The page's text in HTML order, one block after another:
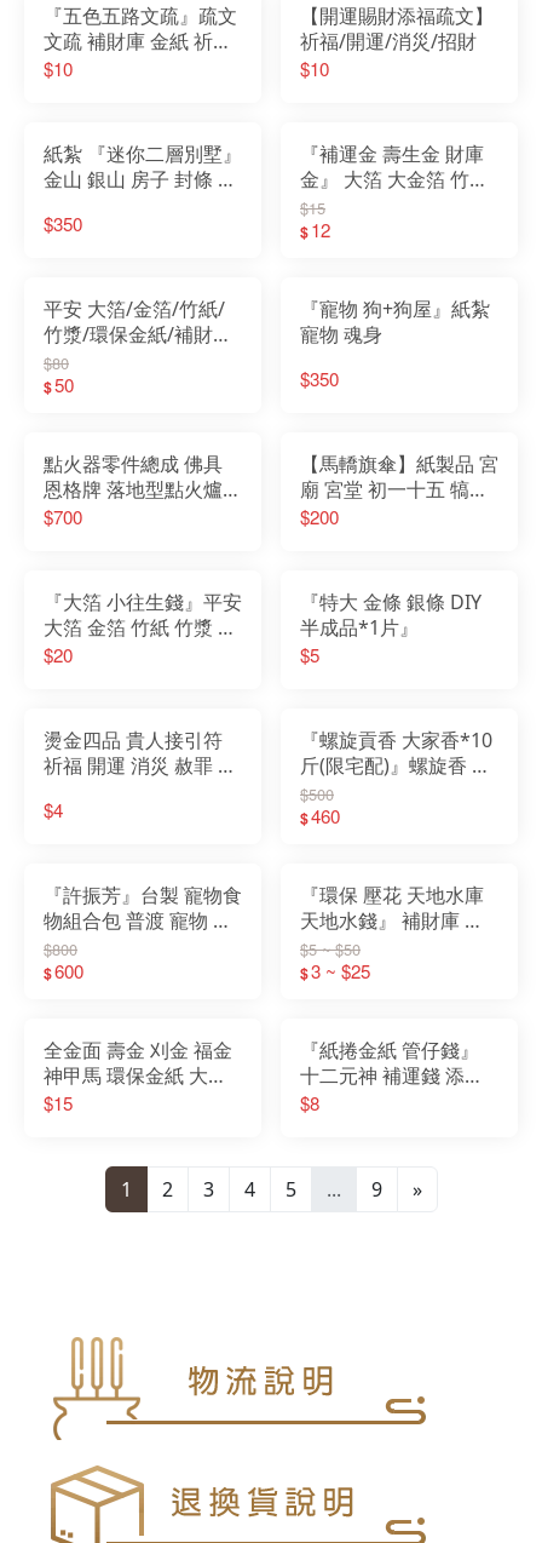
『五色五路文疏』疏文
文疏 補財庫 金紙 祈福
開運 消災 招財
$10
【開運賜財添福疏文】
祈福/開運/消災/招財
$10
紙紮 『迷你二層別墅』
金山 銀山 房子 封條 房
房屋 紙紮屋 紙厝 紙紮
$350
『補運金 壽生金 財庫
金』 大箔 大金箔 竹紙
竹漿 壓花紙 環保金紙
$15
$12
平安 大箔/金箔/竹紙/
竹漿/環保金紙/補財庫
土地公 五路財神 地基
主 公媽 祖先
$80
$50
『寵物 狗+狗屋』紙紮
寵物 魂身
$350
點火器零件總成 佛具
恩格牌 落地型點火爐
$700
【馬轎旗傘】紙製品 宮
廟 宮堂 初一十五 犒軍
賞兵 調營 法會 安營
$200
『大箔 小往生錢』平安
大箔 金箔 竹紙 竹漿 環
保金紙
$20
『特大 金條 銀條 DIY
半成品*1片』
$5
燙金四品 貴人接引符
祈福 開運 消災 赦罪 貴
$4
『螺旋貢香 大家香*10
斤(限宅配)』螺旋香 微
煙 環保 貢香
$500
$460
『許振芳』台製 寵物食
物組合包 普渡 寵物 金
紙 紙紮 狗
$800
$600
『環保 壓花 天地水庫
天地水錢』 補財庫 環
保金紙 天庫 地庫 水庫
天錢 地錢 水錢
$5 ~ $50
$3 ~ $25
全金面 壽金 刈金 福金
神甲馬 環保金紙 大箔
祈福 開運 消災 招財 補
$15
『紙捲金紙 管仔錢』
十二元神 補運錢 添壽
錢 改厄錢 地府錢 天官
$8
1 2 3 4 5 ... 9 »